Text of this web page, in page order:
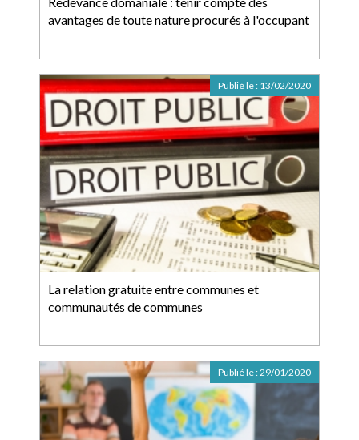
avantages de toute nature procurés à l'occupant
La relation gratuite entre communes et
communautés de communes
Publié le : 13/02/2020
Publié le :29/01/2020